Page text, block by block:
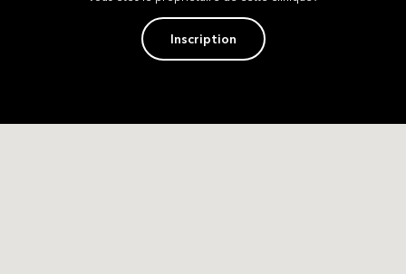
Inscription